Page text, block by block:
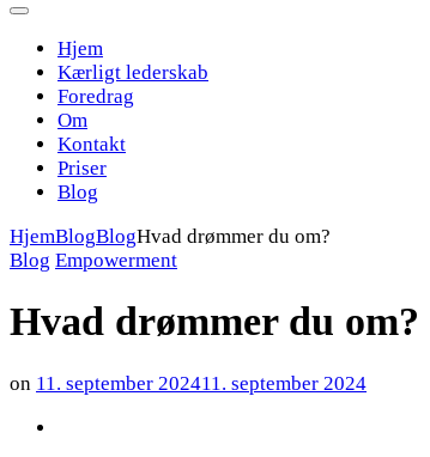
Hjem
Kærligt lederskab
Foredrag
Om
Kontakt
Priser
Blog
HjemBlogBlogHvad drømmer du om?
Blog Empowerment
Hvad drømmer du om?
on 11. september 202411. september 2024